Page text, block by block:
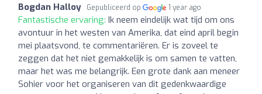
Bogdan Halloy Gepubliceerd op 1 year ago
Fantastische ervaring: Ik neem eindelijk wat tijd om ons
avontuur in het westen van Amerika, dat eind april begin
mei plaatsvond, te commentariëren. Er is zoveel te
zeggen dat het niet gemakkelijk is om samen te vatten,
maar het was me belangrijk. Een grote dank aan meneer
Sohier voor het organiseren van dit gedenkwaardige